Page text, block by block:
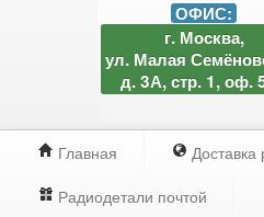
ОФИС:
г. Москва,
ул. Малая
д. 3А, стр. 1, оф.
Главная
Доставка
Радиодетали почтой